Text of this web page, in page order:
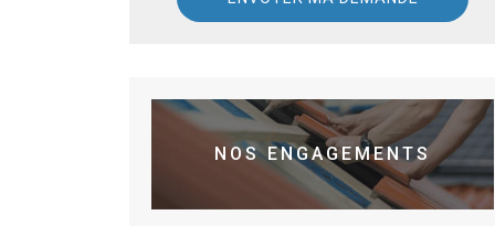
NOS ENGAGEMENTS